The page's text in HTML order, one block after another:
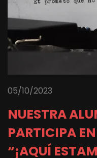
05/10/2023
NUESTRA
PARTICIPA
“¡AQUÍ